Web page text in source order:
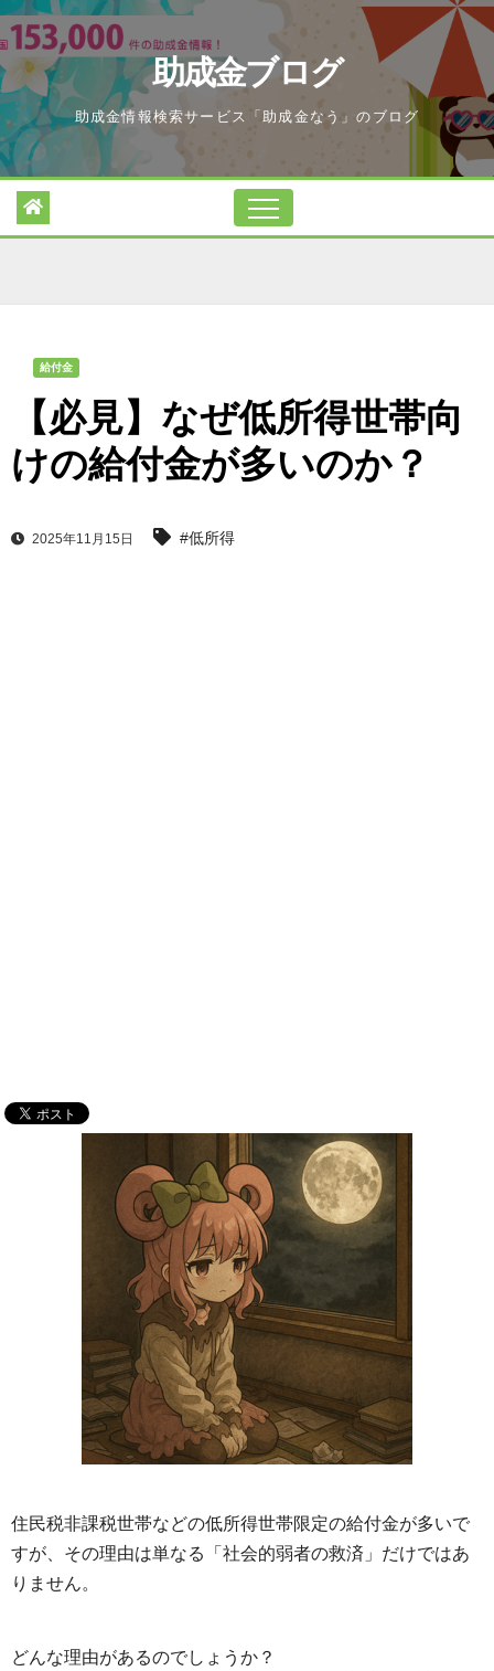
Skip
to
content
助成金ブログ
助成金情報検索サービス「助成金なう」のブログ
給付金
【必見】なぜ低所得世帯向
けの給付金が多いのか？
2025年11月15日 #低所得
住民税非課税世帯などの低所得世帯限定の給付金が多いで
すが、その理由は単なる「社会的弱者の救済」だけではあ
りません。
どんな理由があるのでしょうか？